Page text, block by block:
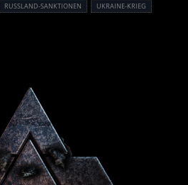
RUSSLAND-SANKTIONEN
UKRAINE-KRIEG
Powered By :